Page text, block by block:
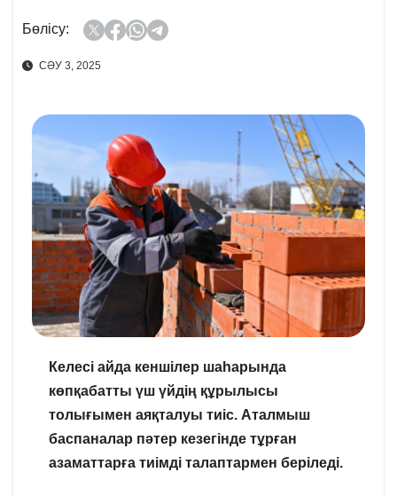
Бөлісу:
СӘУ 3, 2025
Келесі айда кеншілер шаһарында
көпқабатты үш үйдің құрылысы
толығымен аяқталуы тиіс. Аталмыш
баспаналар пәтер кезегінде тұрған
азаматтарға тиімді талаптармен беріледі.